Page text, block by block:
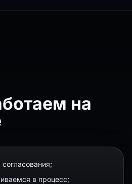
на
в процесс;